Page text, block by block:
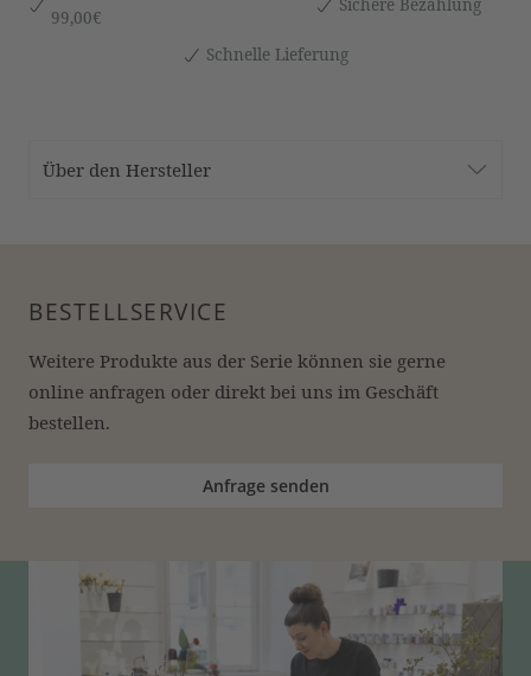
99,00€
Sichere Bezahlung
Schnelle Lieferung
Über den Hersteller
BESTELLSERVICE
Weitere Produkte aus der Serie können sie gerne
online anfragen oder direkt bei uns im Geschäft
bestellen.
Anfrage senden